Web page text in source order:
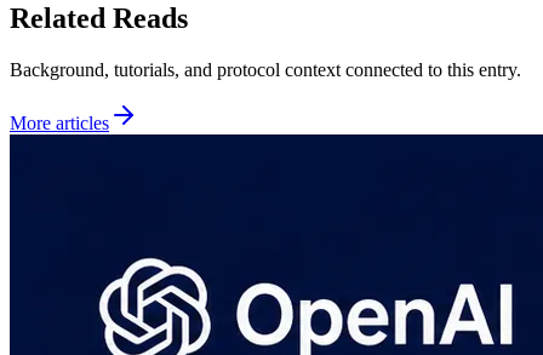
Related Reads
Background, tutorials, and protocol context connected to this entry.
More articles